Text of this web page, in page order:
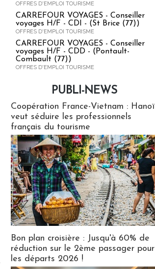
OFFRES D'EMPLOI TOURISME
CARREFOUR VOYAGES - Conseiller
voyages H/F - CDI - (St Brice (77))
OFFRES D'EMPLOI TOURISME
CARREFOUR VOYAGES - Conseiller
voyages H/F - CDD - (Pontault-
Combault (77))
OFFRES D'EMPLOI TOURISME
PUBLI-NEWS
Coopération France-Vietnam : Hanoï
veut séduire les professionnels
français du tourisme
Bon plan croisière : Jusqu'à 60% de
réduction sur le 2ème passager pour
les départs 2026 !